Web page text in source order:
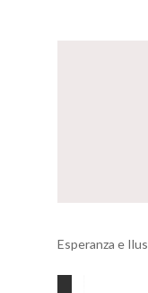
Esperanza e